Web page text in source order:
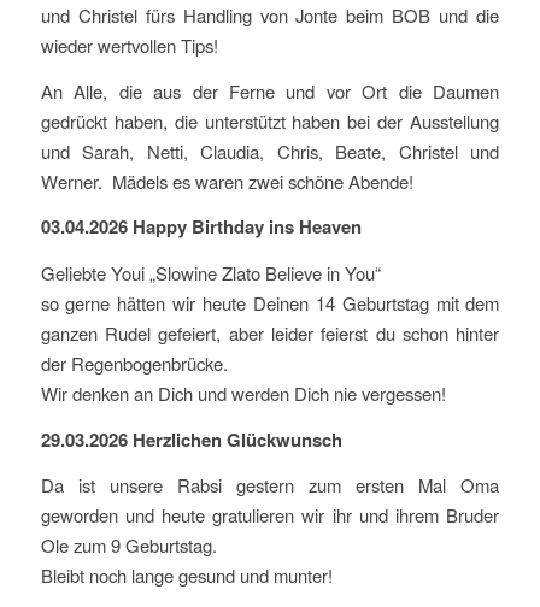
und Christel fürs Handling von Jonte beim BOB und die
wieder wertvollen Tips!
An Alle, die aus der Ferne und vor Ort die Daumen
gedrückt haben, die unterstützt haben bei der Ausstellung
und Sarah, Netti, Claudia, Chris, Beate, Christel und
Werner. Mädels es waren zwei schöne Abende!
03.04.2026 Happy Birthday ins Heaven
Geliebte Youi „Slowine Zlato Believe in You“
so gerne hätten wir heute Deinen 14 Geburtstag mit dem
ganzen Rudel gefeiert, aber leider feierst du schon hinter
der Regenbogenbrücke.
Wir denken an Dich und werden Dich nie vergessen!
29.03.2026 Herzlichen Glückwunsch
Da ist unsere Rabsi gestern zum ersten Mal Oma
geworden und heute gratulieren wir ihr und ihrem Bruder
Ole zum 9 Geburtstag.
Bleibt noch lange gesund und munter!